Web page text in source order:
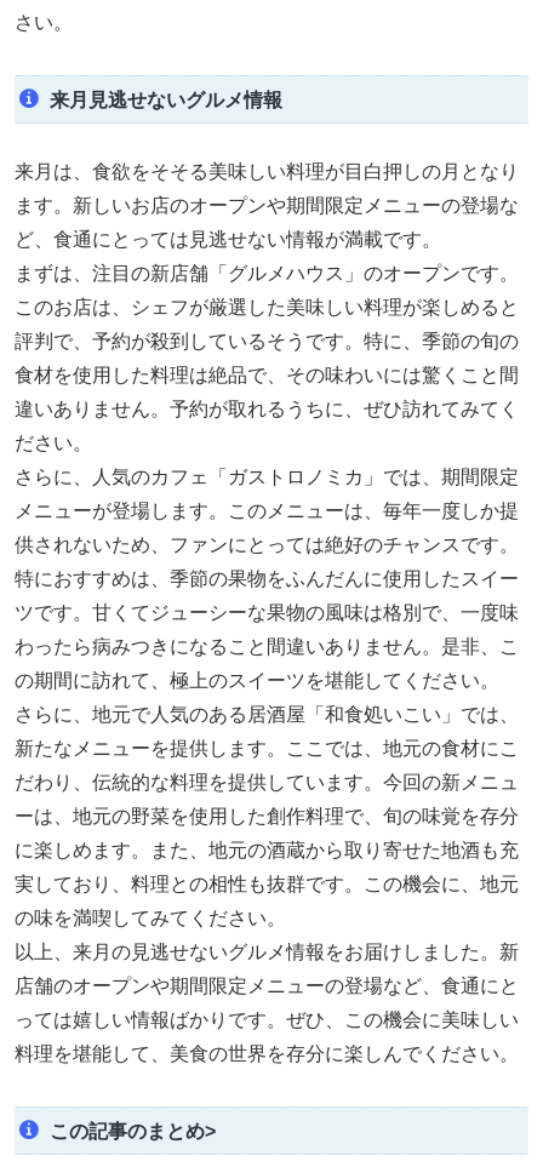
さい。
来月見逃せないグルメ情報
来月は、食欲をそそる美味しい料理が目白押しの月となり
ます。新しいお店のオープンや期間限定メニューの登場な
ど、食通にとっては見逃せない情報が満載です。
まずは、注目の新店舗「グルメハウス」のオープンです。
このお店は、シェフが厳選した美味しい料理が楽しめると
評判で、予約が殺到しているそうです。特に、季節の旬の
食材を使用した料理は絶品で、その味わいには驚くこと間
違いありません。予約が取れるうちに、ぜひ訪れてみてく
ださい。
さらに、人気のカフェ「ガストロノミカ」では、期間限定
メニューが登場します。このメニューは、毎年一度しか提
供されないため、ファンにとっては絶好のチャンスです。
特におすすめは、季節の果物をふんだんに使用したスイー
ツです。甘くてジューシーな果物の風味は格別で、一度味
わったら病みつきになること間違いありません。是非、こ
の期間に訪れて、極上のスイーツを堪能してください。
さらに、地元で人気のある居酒屋「和食処いこい」では、
新たなメニューを提供します。ここでは、地元の食材にこ
だわり、伝統的な料理を提供しています。今回の新メニュ
ーは、地元の野菜を使用した創作料理で、旬の味覚を存分
に楽しめます。また、地元の酒蔵から取り寄せた地酒も充
実しており、料理との相性も抜群です。この機会に、地元
の味を満喫してみてください。
以上、来月の見逃せないグルメ情報をお届けしました。新
店舗のオープンや期間限定メニューの登場など、食通にと
っては嬉しい情報ばかりです。ぜひ、この機会に美味しい
料理を堪能して、美食の世界を存分に楽しんでください。
この記事のまとめ>